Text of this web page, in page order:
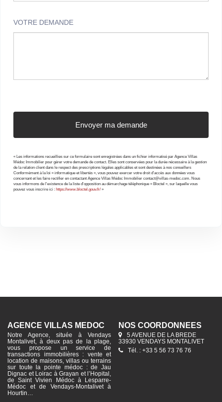
VOTRE DEMANDE
« Les informations recueillies sur ce formulaire sont enregistrées dans un fichier informatisé par Agence Villas
Médoc Immobilier pour gérer votre demande de contact. Elles sont conservées pour la durée nécessaire à la gestion
de la relation client dans le respect des prescriptions légales applicables et sont destinées à nos conseillers
Conformément à la loi « informatique et libertés », vous pouvez exercer votre droit d'accès aux données vous
concernant et les faire rectifier en contactant Agence Villas Médoc Immobilier contact@villas-medoc.com. Nous
vous informons de l'existence de la liste d'opposition au démarchage téléphonique « Bloctel », sur laquelle vous
pouvez vous inscrire ici : https://www.bloctel.gouv.fr/ »
AGENCE VILLAS MÉDOC
Notre Agence, située à Vendays
Montalivet, à deux pas de la plage,
vous propose un service de
transactions immobilières : vente et
location de maisons, villas ou terrains
sur toute la pointe médoc : de Jau
Dignac et Loirac à Grayan et l’Hopital,
de Saint Vivien Médoc à Lesparre-
Médoc et de Vendays-Montalivet à
Hourtin…
NOS COORDONNÉES
5 AVENUE DE LA BREDE
33930 VENDAYS MONTALIVET
Tél. : +33 5 56 73 76 76